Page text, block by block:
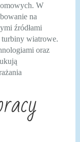
W
na
źródłami
turbiny wiatrowe.
oraz